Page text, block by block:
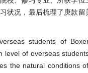
状况，最后梳理了庚款
students of
level of overseas
the natural conditions